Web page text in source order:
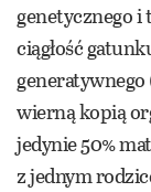
genetycznego i
ciągłość
generatywnego
wierną kopią
jedynie 50%
z jednym